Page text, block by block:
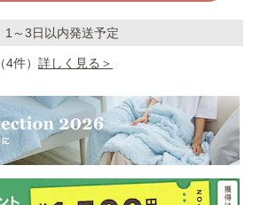
1～3日以内発送予定
（4件） 詳しく見る＞